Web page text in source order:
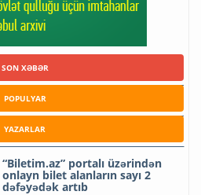
SON XƏBƏR
POPULYAR
YAZARLAR
“Biletim.az” portalı üzərindən
onlayn bilet alanların sayı 2
dəfəyədək artıb